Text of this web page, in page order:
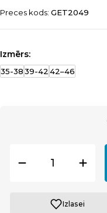
Preces kods: GET2049
Izmērs:
35-3839-4242–46
Izlasei